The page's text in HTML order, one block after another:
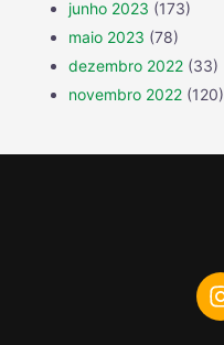
junho 2023 (173)
maio 2023 (78)
dezembro 2022 (33)
novembro 2022 (120)